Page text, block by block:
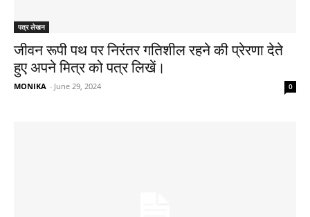
पत्र लेखन
जीवन रूपी पथ पर निरंतर गतिशील रहने की प्रेरणा देते
हुए अपने मित्र को पत्र लिखें​।
MONIKA - June 29, 2024 0